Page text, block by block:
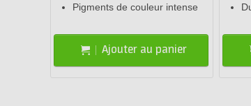
Pigments de couleur intense
Ajouter au panier